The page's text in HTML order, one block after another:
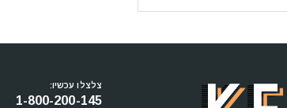
צלצלו עכשיו:
1-800-200-145